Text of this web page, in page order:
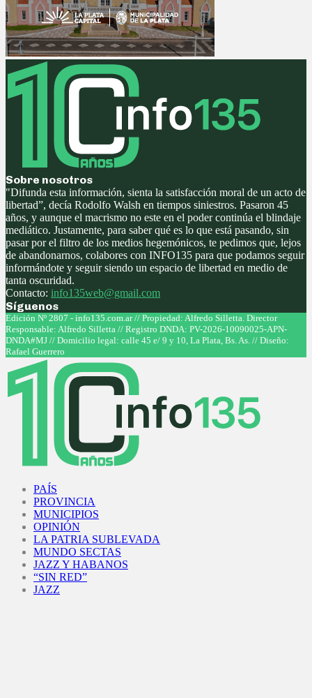
Sobre nosotros
"Difunda esta información, sienta la satisfacción moral de un acto de
libertad”, decía Rodolfo Walsh en tiempos siniestros. Pasaron 45
años, y aunque el macrismo no este en el poder continúa el blindaje
mediático. Justamente, para saber qué es lo que está pasando, sin
pasar por el filtro de los medios hegemónicos, te pedimos que, lejos
de abandonarnos, colabores con INFO135 para que podamos seguir
informándote y seguir siendo un espacio de libertad en medio de
tanta oscuridad.
Contacto: info135web@gmail.com
Síguenos
Facebook
Twitter
Instagram
Youtube
Edición Nº 2807 - info135.com.ar // Propiedad: Alfredo Silletta. Director
Responsable: Alfredo Silletta // Registro DNDA: PV-2026-10090025-APN-
DNDA#MJ // Domicilio legal: calle 45 e/ 9 y 10, La Plata, Bs. As. // Diseño:
Rafael Guerrero
PAÍS
PROVINCIA
MUNICIPIOS
OPINIÓN
LA PATRIA SUBLEVADA
MUNDO SECTAS
JAZZ Y HABANOS
“SIN RED”
JAZZ